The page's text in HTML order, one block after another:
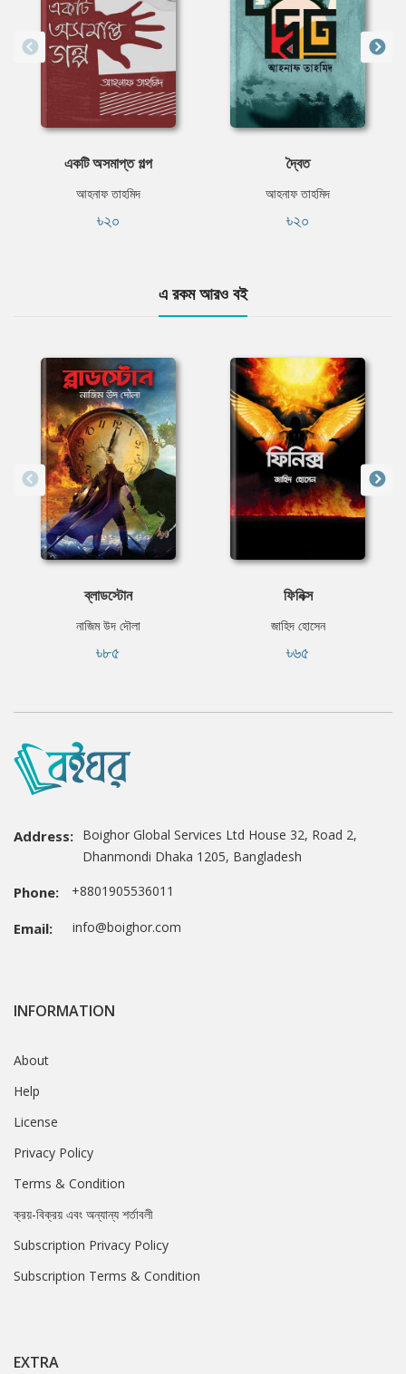
একটি অসমাপ্ত গল্প
আহনাফ তাহমিদ
৳২০
দ্বৈত
আহনাফ তাহমিদ
৳২০
এ রকম আরও বই
ব্লাডস্টোন
নাজিম উদ দৌলা
৳৮৫
ফিনিক্স
জাহিদ হোসেন
৳৬৫
Address: Boighor Global Services Ltd House 32, Road 2,
Dhanmondi Dhaka 1205, Bangladesh
Phone: +8801905536011
Email: info@boighor.com
INFORMATION
About
Help
License
Privacy Policy
Terms & Condition
ক্রয়-বিক্রয় এবং অন্যান্য শর্তাবলী
Subscription Privacy Policy
Subscription Terms & Condition
EXTRA